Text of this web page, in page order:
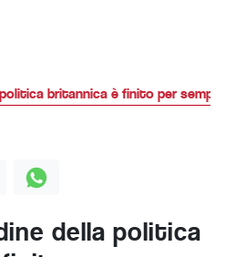
britannica è finito per sempre?
della politica